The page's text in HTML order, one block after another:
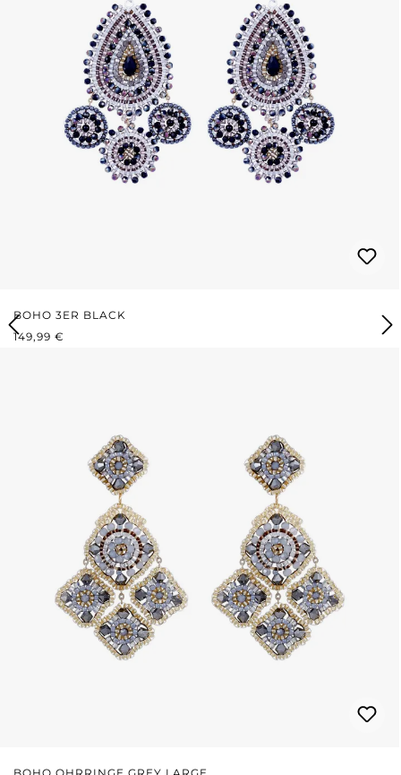
BOHO 3ER BLACK
REGULÄRER PREIS:
149,99 €